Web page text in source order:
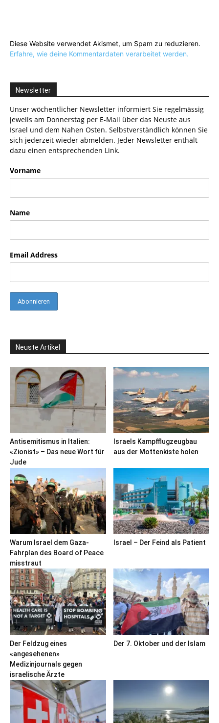
Diese Website verwendet Akismet, um Spam zu reduzieren.
Erfahre, wie deine Kommentardaten verarbeitet werden.
Newsletter
Unser wöchentlicher Newsletter informiert Sie regelmässig
jeweils am Donnerstag per E-Mail über das Neuste aus
Israel und dem Nahen Osten. Selbstverständlich können Sie
sich jederzeit wieder abmelden. Jeder Newsletter enthält
dazu einen entsprechenden Link.
Vorname
Name
Email Address
Neuste Artikel
Antisemitismus in Italien:
«Zionist» – Das neue Wort für
Jude
Israels Kampfflugzeugbau
aus der Mottenkiste holen
Warum Israel dem Gaza-
Fahrplan des Board of Peace
misstraut
Israel – Der Feind als Patient
Der Feldzug eines
«angesehenen»
Medizinjournals gegen
israelische Ärzte
Der 7. Oktober und der Islam